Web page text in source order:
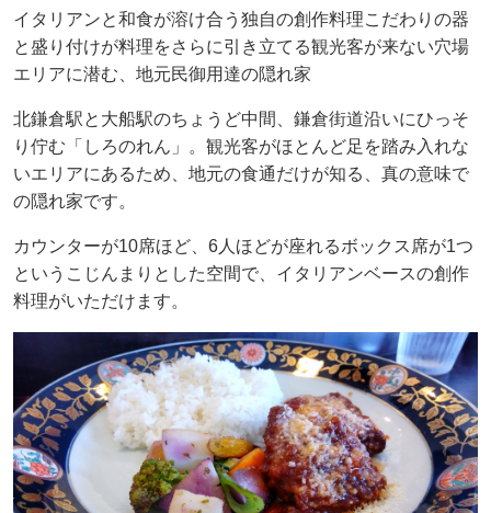
イタリアンと和食が溶け合う独自の創作料理こだわりの器
と盛り付けが料理をさらに引き立てる観光客が来ない穴場
エリアに潜む、地元民御用達の隠れ家
北鎌倉駅と大船駅のちょうど中間、鎌倉街道沿いにひっそ
り佇む「しろのれん」。観光客がほとんど足を踏み入れな
いエリアにあるため、地元の食通だけが知る、真の意味で
の隠れ家です。
カウンターが10席ほど、6人ほどが座れるボックス席が1つ
というこじんまりとした空間で、イタリアンベースの創作
料理がいただけます。